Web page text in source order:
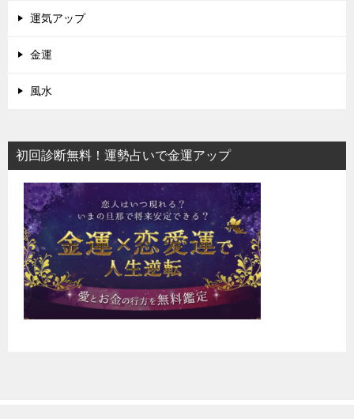
運気アップ
金運
風水
初回診断無料！運勢占いで金運アップ